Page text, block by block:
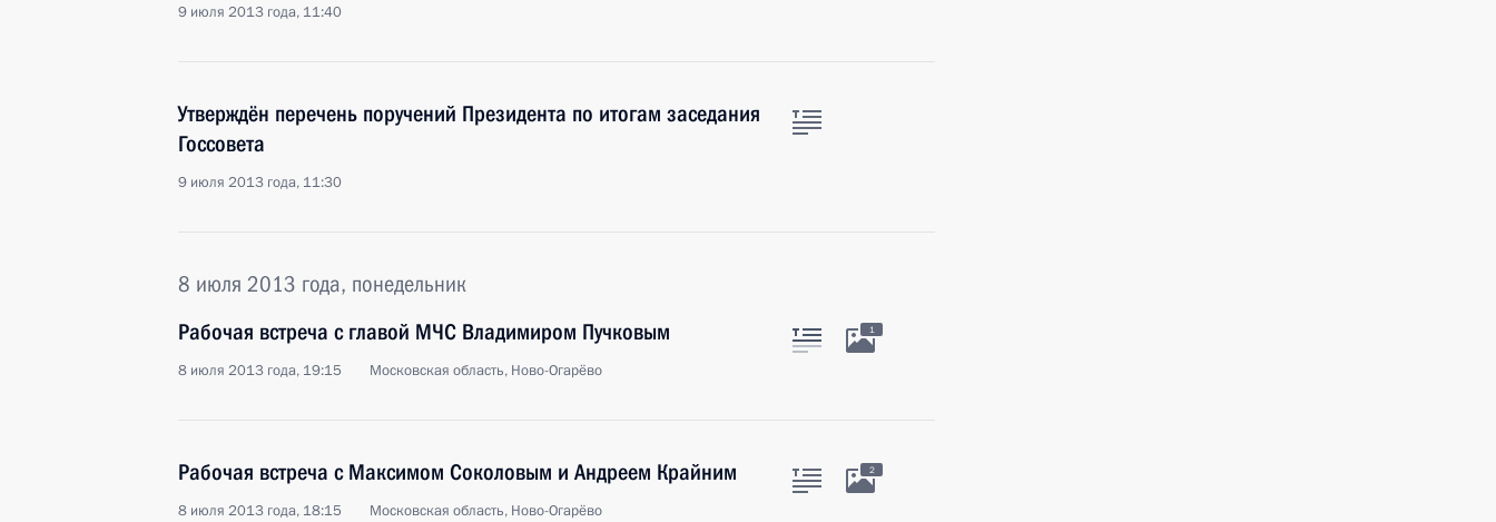
9 июля 2013 года, 11:40
Утверждён перечень поручений Президента по итогам заседания
Госсовета
9 июля 2013 года, 11:30
8 июля 2013 года, понедельник
Рабочая встреча с главой МЧС Владимиром Пучковым
8 июля 2013 года, 19:15 Московская область, Ново-Огарёво
1
Рабочая встреча с Максимом Соколовым и Андреем Крайним
8 июля 2013 года, 18:15 Московская область, Ново-Огарёво
2